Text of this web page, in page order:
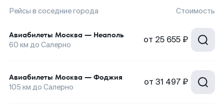
Рейсы в соседние города Стоимость
Авиабилеты Москва — Неаполь
60 км до Салерно от 25 655 ₽
Авиабилеты Москва — Фоджия
105 км до Салерно от 31 497 ₽